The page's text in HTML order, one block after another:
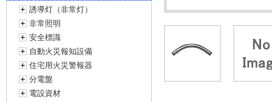
誘導灯（非常灯）
非常照明
安全標識
自動火災報知設備
住宅用火災警報器
分電盤
電設資材